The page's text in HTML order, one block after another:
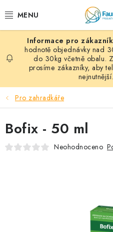
na
PAPOUŠCI A EXOTI
ZRNINY A OBILOVINY
MDM KRMIVA
BLOG
KONTAKT
hodnotě objednávky nad
do 30kg včetně obalu.
prosíme zákazníky, aby
Pro zahradkáře
Bofix - 50 ml
Neohodnoceno